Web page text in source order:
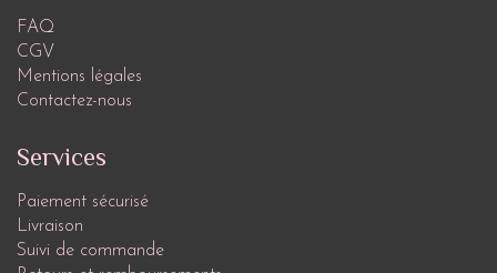
FAQ
CGV
Mentions légales
Contactez-nous
Services
Paiement sécurisé
Livraison
Suivi de commande